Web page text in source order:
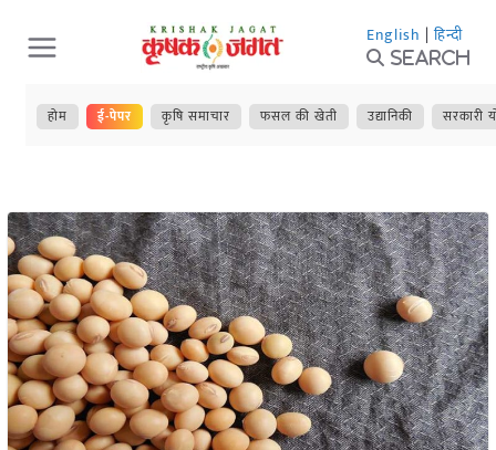
Skip
to
content
English | हिन्दी
Search
होम ई-पेपर कृषि समाचार फसल की खेती उद्यानिकी सरकारी